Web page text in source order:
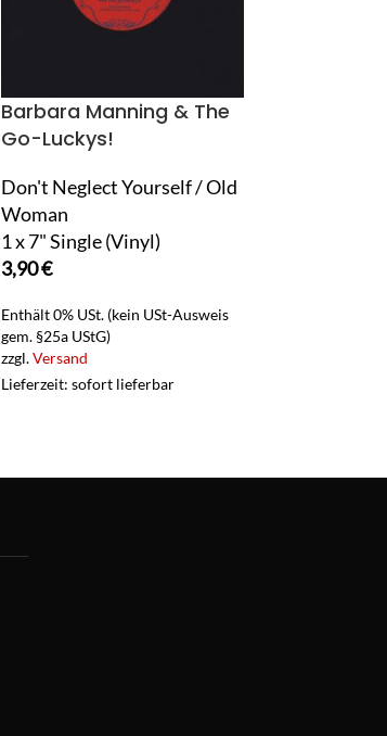
Barbara Manning & The
Go-Luckys!
Don't Neglect Yourself / Old
Woman
1 x 7" Single (Vinyl)
3,90€
Enthält 0% USt. (kein USt-Ausweis
gem. §25a UStG)
zzgl.Versand
Lieferzeit: sofort lieferbar